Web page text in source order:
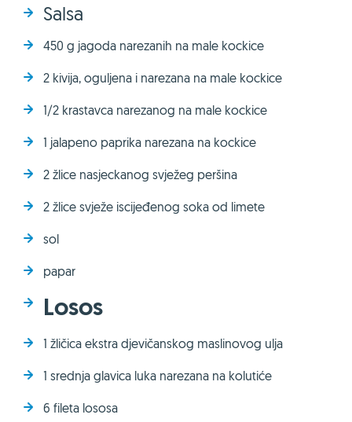
Salsa
450 g jagoda narezanih na male kockice
2 kivija, oguljena i narezana na male kockice
1/2 krastavca narezanog na male kockice
1 jalapeno paprika narezana na kockice
2 žlice nasjeckanog svježeg peršina
2 žlice svježe iscijeđenog soka od limete
sol
papar
Losos
1 žličica ekstra djevičanskog maslinovog ulja
1 srednja glavica luka narezana na kolutiće
6 fileta lososa